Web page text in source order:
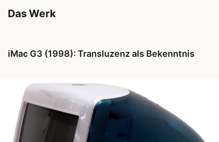
Das Werk
iMac G3 (1998): Transluzenz als Bekenntnis